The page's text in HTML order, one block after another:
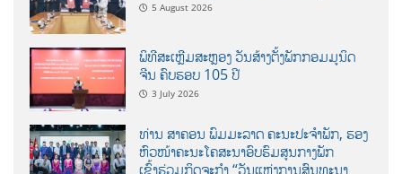
5 August 2026
ພິທີສະເຫຼີມສະຫຼອງ ວັນສ້າງຕັ້ງພັກກອມມູນິດ
ຈີນ ຄົບຮອບ 105 ປີ
3 July 2026
ທ່ານ ສາຄອນ ພົມມະລາດ ຄະນະປະຈໍາພັກ, ຮອງ
ຫົວໜ້າຄະນະໂຄສະນາອົບຮົມສູນກາງພັກ
ເຂົ້າຮ່ວມກິດຈະກຳ “ວັນແຫ່ງການສົນທະນາ